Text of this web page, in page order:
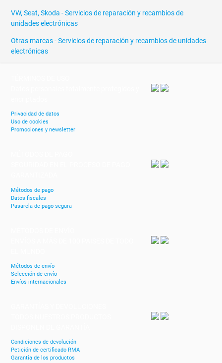
VW, Seat, Skoda - Servicios de reparación y recambios de
unidades electrónicas
Otras marcas - Servicios de reparación y recambios de unidades
electrónicas
Privacidad de datos
Uso de cookies
Promociones y newsletter
Métodos de pago
Datos fiscales
Pasarela de pago segura
Métodos de envío
Selección de envío
Envíos internacionales
Condiciones de devolución
Petición de certificado RMA
Garantía de los productos